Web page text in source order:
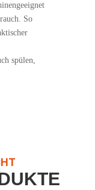
So
spülen,